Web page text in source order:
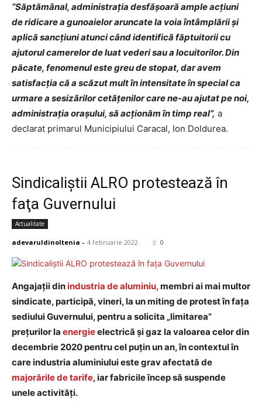
“Săptămânal, administrația desfășoară ample acțiuni
de ridicare a gunoaielor aruncate la voia întâmplării și
aplică sancțiuni atunci când identifică făptuitorii cu
ajutorul camerelor de luat vederi sau a locuitorilor. Din
păcate, fenomenul este greu de stopat, dar avem
satisfacția că a scăzut mult în intensitate în special ca
urmare a sesizărilor cetățenilor care ne-au ajutat pe noi,
administrația orașului, să acționăm în timp real”, a
declarat primarul Municipiului Caracal, Ion Doldurea.
Sindicaliştii ALRO protestează în
faţa Guvernului
Actualitate
adevaruldinoltenia - 4 februarie 2022 0
Angajaţii din industria de aluminiu,membri ai mai multor
sindicate, participă, vineri, la un miting de protest în faţa
sediului Guvernului, pentru a solicita „limitarea”
preţurilor la energieelectrică şi gaz la valoarea celor din
decembrie 2020 pentru cel puţin un an, în contextul în
care industria aluminiului este grav afectată de
majorările de tarife, iar fabricile încep să suspende
unele activităţi.